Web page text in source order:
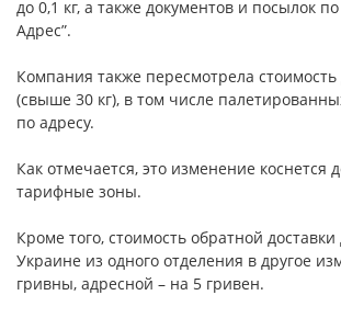
до 0,1 кг, а также документов и посылок
Адрес”.
Компания также пересмотрела стоимость
(свыше 30 кг), в том числе
по адресу.
Как отмечается, это изменение коснется
тарифные зоны.
Кроме того, стоимость обратной
Украине из одного отделения в другое
гривны, адресной – на 5 гривен.